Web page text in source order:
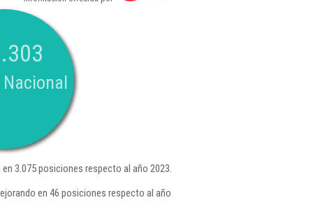
3.075 posiciones respecto al año 2023.
en 46 posiciones respecto al año